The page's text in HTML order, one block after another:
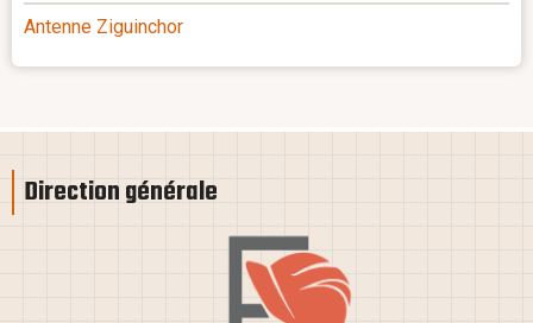
Antenne Ziguinchor
Direction générale